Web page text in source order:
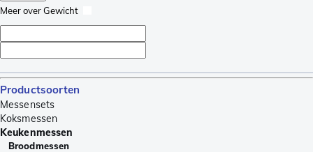
Meer over Gewicht
Productsoorten
Messensets
Koksmessen
Keukenmessen
Broodmessen